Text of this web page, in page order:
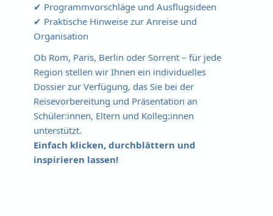
✔ Programmvorschläge und Ausflugsideen
✔ Praktische Hinweise zur Anreise und
Organisation
Ob Rom, Paris, Berlin oder Sorrent – für jede
Region stellen wir Ihnen ein individuelles
Dossier zur Verfügung, das Sie bei der
Reisevorbereitung und Präsentation an
Schüler:innen, Eltern und Kolleg:innen
unterstützt.
Einfach klicken, durchblättern und
inspirieren lassen!